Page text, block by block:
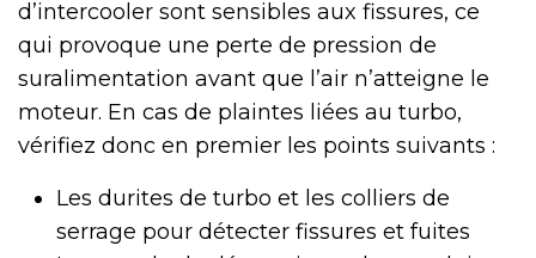
d’intercooler sont sensibles aux fissures, ce
qui provoque une perte de pression de
suralimentation avant que l’air n’atteigne le
moteur. En cas de plaintes liées au turbo,
vérifiez donc en premier les points suivants :
Les durites de turbo et les colliers de
serrage pour détecter fissures et fuites